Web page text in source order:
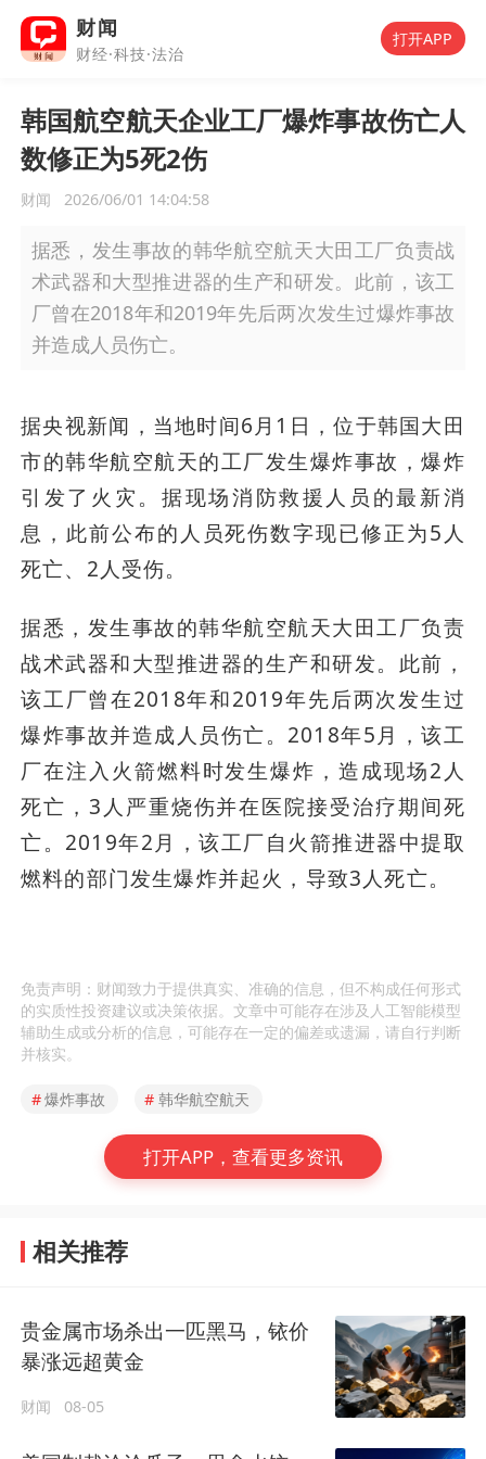
财闻
财经·科技·法治
打开APP
韩国航空航天企业工厂爆炸事故伤亡人
数修正为5死2伤
财闻 2026/06/01 14:04:58
据悉，发生事故的韩华航空航天大田工厂负责战
术武器和大型推进器的生产和研发。此前，该工
厂曾在2018年和2019年先后两次发生过爆炸事故
并造成人员伤亡。
据央视新闻，当地时间6月1日，位于韩国大田
市的韩华航空航天的工厂发生爆炸事故，爆炸
引发了火灾。据现场消防救援人员的最新消
息，此前公布的人员死伤数字现已修正为5人
死亡、2人受伤。
据悉，发生事故的韩华航空航天大田工厂负责
战术武器和大型推进器的生产和研发。此前，
该工厂曾在2018年和2019年先后两次发生过
爆炸事故并造成人员伤亡。2018年5月，该工
厂在注入火箭燃料时发生爆炸，造成现场2人
死亡，3人严重烧伤并在医院接受治疗期间死
亡。2019年2月，该工厂自火箭推进器中提取
燃料的部门发生爆炸并起火，导致3人死亡。
免责声明：财闻致力于提供真实、准确的信息，但不构成任何形式
的实质性投资建议或决策依据。文章中可能存在涉及人工智能模型
辅助生成或分析的信息，可能存在一定的偏差或遗漏，请自行判断
并核实。
#爆炸事故 # 韩华航空航天
打开APP，查看更多资讯
相关推荐
贵金属市场杀出一匹黑马，铱价
暴涨远超黄金
财闻 08-05